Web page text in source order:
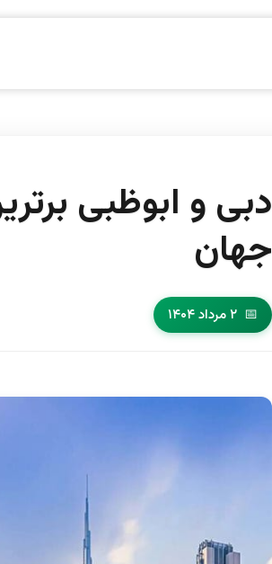
دبی و ابوظبی
جهان
۲ مرداد ۱۴۰۴